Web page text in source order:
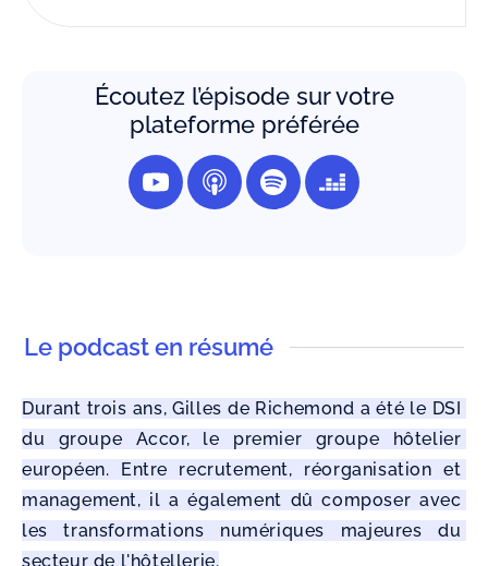
Écoutez l’épisode sur votre
plateforme préférée
Le podcast en résumé
Durant trois ans, Gilles de Richemond a été le DSI
du groupe Accor, le premier groupe hôtelier
européen. Entre recrutement, réorganisation et
management, il a également dû composer avec
les transformations numériques majeures du
secteur de l'hôtellerie.